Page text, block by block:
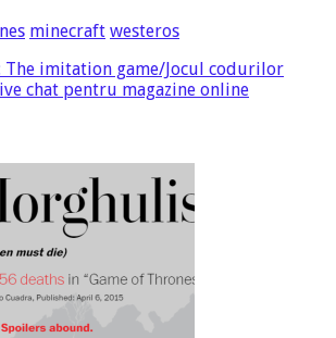
minecraft westeros
The imitation game/Jocul codurilor
chat pentru magazine online